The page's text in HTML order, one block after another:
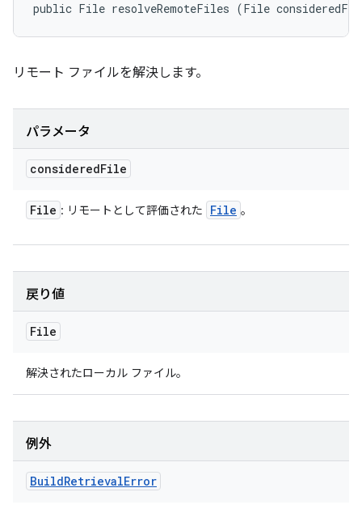
public File resolveRemoteFiles (File
リモート ファイルを解決します。
パラメータ
consideredFile
File : リモートとして評価された File 。
戻り値
File
解決されたローカル ファイル。
例外
BuildRetrievalError